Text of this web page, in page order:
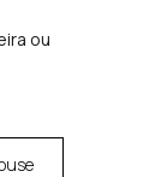
ou